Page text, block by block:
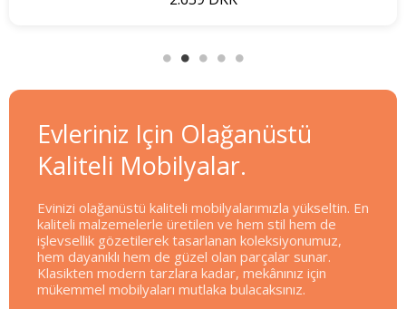
Evleriniz Için Olağanüstü
Kaliteli Mobilyalar.
Evinizi olağanüstü kaliteli mobilyalarımızla yükseltin. En
kaliteli malzemelerle üretilen ve hem stil hem de
işlevsellik gözetilerek tasarlanan koleksiyonumuz,
hem dayanıklı hem de güzel olan parçalar sunar.
Klasikten modern tarzlara kadar, mekânınız için
mükemmel mobilyaları mutlaka bulacaksınız.